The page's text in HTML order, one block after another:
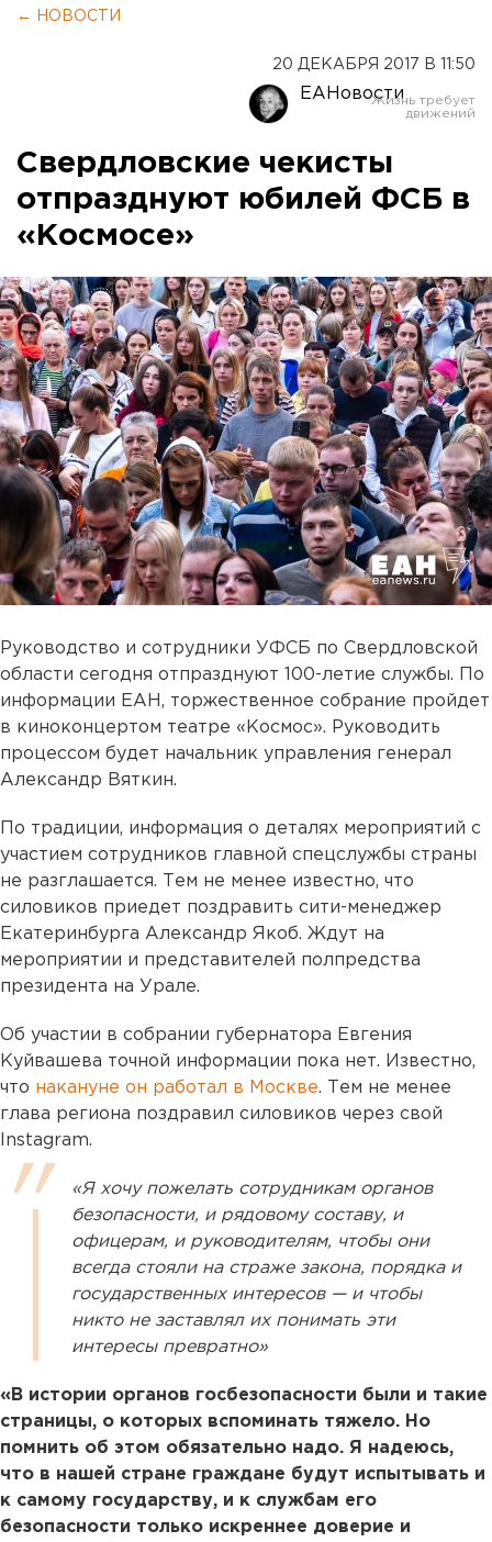
← НОВОСТИ
20 ДЕКАБРЯ 2017 В 11:50
ЕАНовости
Свердловские чекисты
отпразднуют юбилей ФСБ в
«Космосе»
Руководство и сотрудники УФСБ по Свердловской
области сегодня отпразднуют 100-летие службы. По
информации ЕАН, торжественное собрание пройдет
в киноконцертом театре «Космос». Руководить
процессом будет начальник управления генерал
Александр Вяткин.
По традиции, информация о деталях мероприятий с
участием сотрудников главной спецслужбы страны
не разглашается. Тем не менее известно, что
силовиков приедет поздравить сити-менеджер
Екатеринбурга Александр Якоб. Ждут на
мероприятии и представителей полпредства
президента на Урале.
Об участии в собрании губернатора Евгения
Куйвашева точной информации пока нет. Известно,
что накануне он работал в Москве. Тем не менее
глава региона поздравил силовиков через свой
Instagram.
«Я хочу пожелать сотрудникам органов
безопасности, и рядовому составу, и
офицерам, и руководителям, чтобы они
всегда стояли на страже закона, порядка и
государственных интересов — и чтобы
никто не заставлял их понимать эти
интересы превратно»
«В истории органов госбезопасности были и такие
страницы, о которых вспоминать тяжело. Но
помнить об этом обязательно надо. Я надеюсь,
что в нашей стране граждане будут испытывать и
к самому государству, и к службам его
безопасности только искреннее доверие и